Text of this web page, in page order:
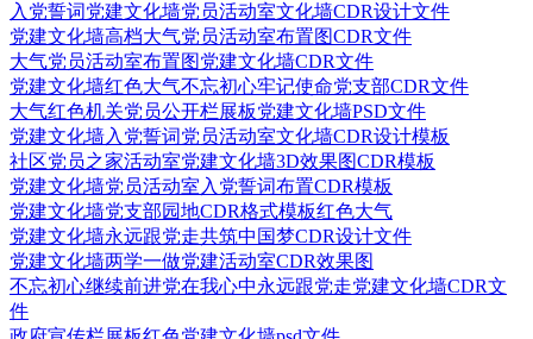
入党誓词党建文化墙党员活动室文化墙CDR设计文件
党建文化墙高档大气党员活动室布置图CDR文件
大气党员活动室布置图党建文化墙CDR文件
党建文化墙红色大气不忘初心牢记使命党支部CDR文件
大气红色机关党员公开栏展板党建文化墙PSD文件
党建文化墙入党誓词党员活动室文化墙CDR设计模板
社区党员之家活动室党建文化墙3D效果图CDR模板
党建文化墙党员活动室入党誓词布置CDR模板
党建文化墙党支部园地CDR格式模板红色大气
党建文化墙永远跟党走共筑中国梦CDR设计文件
党建文化墙两学一做党建活动室CDR效果图
不忘初心继续前进党在我心中永远跟党走党建文化墙CDR文
件